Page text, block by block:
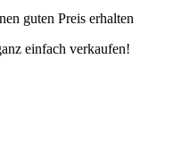
guten Preis erhalten
einfach verkaufen!